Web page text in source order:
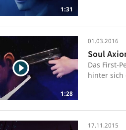
1:31
teilweise
1:28
01.03.2016
Soul
Das First-
hinter sich
17.11.2015